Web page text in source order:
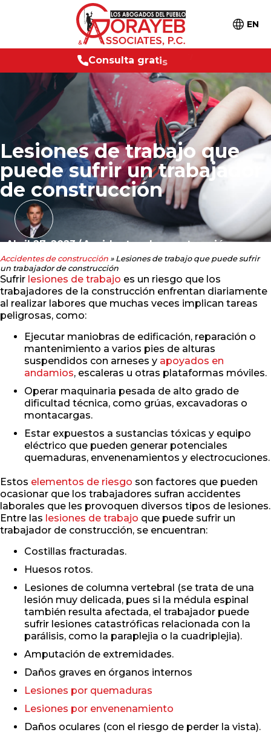
EN
Consulta gratis
Lesiones de trabajo que
puede sufrir un trabajador
de construcción
Abril 27, 2023/Accidentes de construcción
Accidentes de construcción » Lesiones de trabajo que puede sufrir
un trabajador de construcción
Sufrir lesiones de trabajo es un riesgo que los
trabajadores de la construcción enfrentan diariamente
al realizar labores que muchas veces implican tareas
peligrosas, como:
Ejecutar maniobras de edificación, reparación o
mantenimiento a varios pies de alturas
suspendidos con arneses y apoyados en
andamios, escaleras u otras plataformas móviles.
Operar maquinaria pesada de alto grado de
dificultad técnica, como grúas, excavadoras o
montacargas.
Estar expuestos a sustancias tóxicas y equipo
eléctrico que pueden generar potenciales
quemaduras, envenenamientos y electrocuciones.
Estos elementos de riesgo son factores que pueden
ocasionar que los trabajadores sufran accidentes
laborales que les provoquen diversos tipos de lesiones.
Entre las lesiones de trabajo que puede sufrir un
trabajador de construcción, se encuentran:
Costillas fracturadas.
Huesos rotos.
Lesiones de columna vertebral (se trata de una
lesión muy delicada, pues si la médula espinal
también resulta afectada, el trabajador puede
sufrir lesiones catastróficas relacionada con la
parálisis, como la paraplejia o la cuadriplejia).
Amputación de extremidades.
Daños graves en órganos internos
Lesiones por quemaduras
Lesiones por envenenamiento
Daños oculares (con el riesgo de perder la vista).